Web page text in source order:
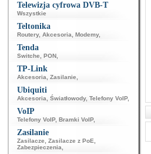
Telewizja cyfrowa DVB-T
Wszystkie
Teltonika
Routery, Akcesoria Modemy,
Tenda
Switche PON
TP-Link
Akcesoria Zasilanie
Ubiquiti
Akcesoria Światłowody, Telefony VoIP,
VoIP
Telefony VoIP, Bramki VoIP,
Zasilanie
Zasilacze Zasilacze z PoE
Zabezpieczenia